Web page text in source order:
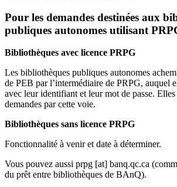
Pour les demandes destinées aux
publiques autonomes utilisant
Bibliothèques avec licence PRPG
Les bibliothèques publiques autonomes
de PEB par l’intermédiaire de PRPG, auquel
avec leur identifiant et leur mot de passe.
demandes par cette voie.
Bibliothèques sans licence PRPG
Fonctionnalité à venir et date à déterminer.
Vous pouvez aussi prpg [at] banq.qc.ca
du prêt entre bibliothèques de BAnQ).